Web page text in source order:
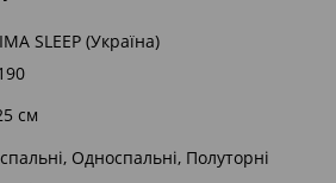
SLEEP (Україна)
см
Односпальні, Полуторні